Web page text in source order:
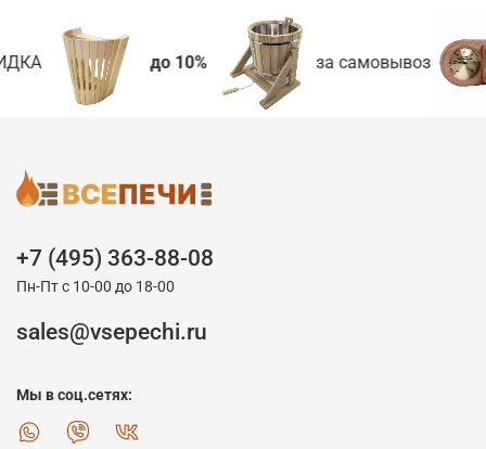
до 10% за самовывоз
+7 (495) 363-88-08
Пн-Пт с 10-00 до 18-00
sales@vsepechi.ru
Мы в соц.сетях: